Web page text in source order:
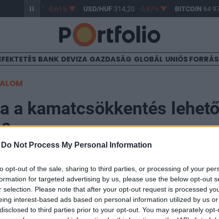
Do Not Process My Personal Information
opt-out of the sale, sharing to third parties, or processing of your
for targeted advertising by us, please use the below opt-out
selection. Please note that after your opt-out request is processed
interest-based ads based on personal information utilized by us
to third parties prior to your opt-out. You may separately
363,17 -0,61% USD/HUF314,20 -0,87% BITCOIN 64
BANK DEVIZA GAZDASÁG GLOBÁL UNIÓS
a kamatcsökkentés
után kiadott közleménye a
hogy a monetáris tanács megnyitotta annak a